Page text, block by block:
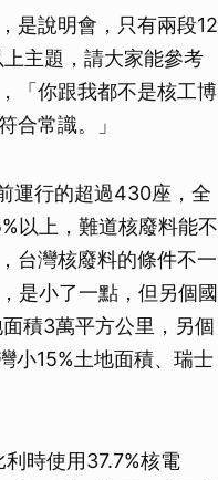
是說明會，只有兩段12
主題，請大家能參考
「你跟我都不是核工博
合常識。」
運行的超過430座，全
以上，難道核廢料能不
台灣核廢料的條件不一
是小了一點，但另個國
積3萬平方公里，另個
小15%土地面積、瑞士
時使用37.7%核電